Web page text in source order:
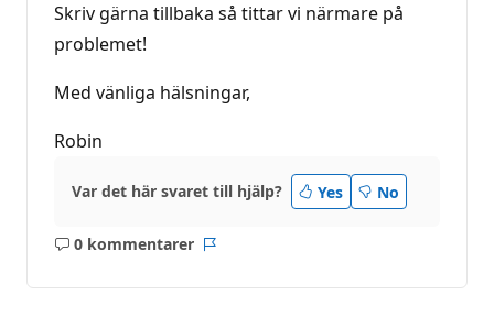
Skriv gärna tillbaka så tittar vi närmare på
problemet!
Med vänliga hälsningar,
Robin
Var det här svaret till hjälp? Yes No
0 kommentarer
Inga
Rapport